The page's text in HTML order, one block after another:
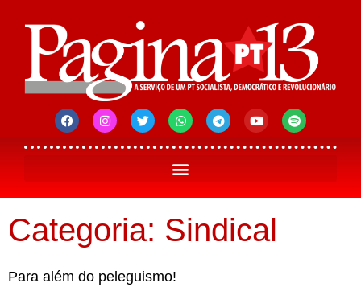
Categoria: Sindical
Para além do peleguismo!